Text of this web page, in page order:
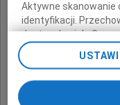
Aktywne skanowanie
identyfikacji.
dostęp do nich.
reklam i treści, badnie
Lista Zaufanych